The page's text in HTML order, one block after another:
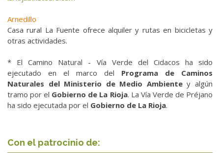
Arnedillo
Casa rural La Fuente ofrece alquiler y rutas en bicicletas y
otras actividades.
* El Camino Natural - Vía Verde del Cidacos ha sido
ejecutado en el marco del Programa de Caminos
Naturales del Ministerio de Medio Ambientey algún
tramo por el Gobierno de La Rioja. La Vía Verde de Préjano
ha sido ejecutada por el Gobierno de La Rioja.
Con el patrocinio de: